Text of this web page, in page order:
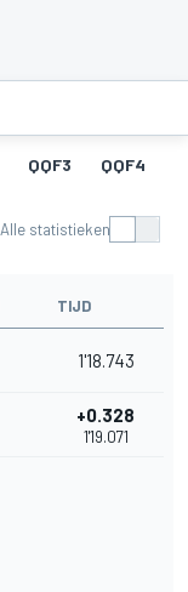
QQF3 QQF4
Alle statistieken
TIJD
1'18.743
+0.328
1'19.071